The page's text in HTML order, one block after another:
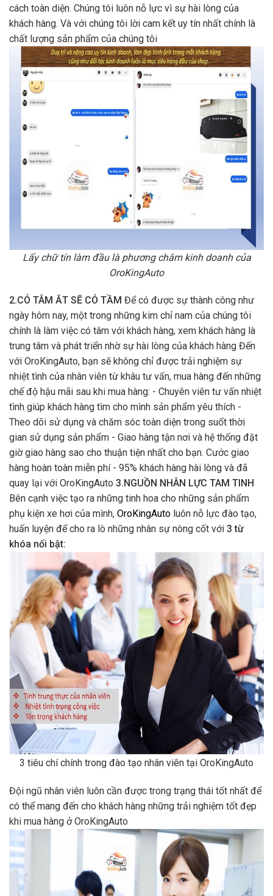
cách toàn diện. Chúng tôi luôn nỗ lực vì sự hài lòng của
khách hàng. Và với chúng tôi lời cam kết uy tín nhất chính là
chất lượng sản phẩm của chúng tôi
Lấy chữ tín làm đầu là phương châm kinh doanh của
OroKingAuto
2.CÓ TÂM ẮT SẼ CÓ TẦM Để có được sự thành công như
ngày hôm nay, một trong những kim chỉ nam của chúng tôi
chính là làm việc có tâm với khách hàng, xem khách hàng là
trung tâm và phát triển nhờ sự hài lòng của khách hàng Đến
với OroKingAuto, bạn sẽ không chỉ được trải nghiệm sự
nhiệt tình của nhân viên từ khâu tư vấn, mua hàng đến những
chế độ hậu mãi sau khi mua hàng: - Chuyên viên tư vấn nhiệt
tình giúp khách hàng tìm cho mình sản phẩm yêu thích -
Theo dõi sử dụng và chăm sóc toàn diện trong suốt thời
gian sử dụng sản phẩm - Giao hàng tận nơi và hệ thống đặt
giờ giao hàng sao cho thuận tiện nhất cho bạn. Cước giao
hàng hoàn toàn miễn phí - 95% khách hàng hài lòng và đã
quay lại với OroKingAuto 3.NGUỒN NHÂN LỰC TAM TINH
Bên cạnh việc tạo ra những tinh hoa cho những sản phẩm
phụ kiện xe hơi của mình, OroKingAuto luôn nỗ lực đào tạo,
huấn luyện để cho ra lò những nhân sự nòng cốt với 3 từ
khóa nổi bật:
3 tiêu chí chính trong đào tạo nhân viên tại OroKingAuto
Đội ngũ nhân viên luôn cần được trong trạng thái tốt nhất để
có thể mang đến cho khách hàng những trải nghiệm tốt đẹp
khi mua hàng ở OroKingAuto